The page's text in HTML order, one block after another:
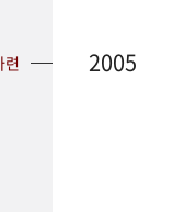
2005